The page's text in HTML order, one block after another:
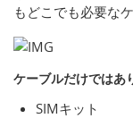
もどこでも必要な
ケーブルだけではあ
SIMキット